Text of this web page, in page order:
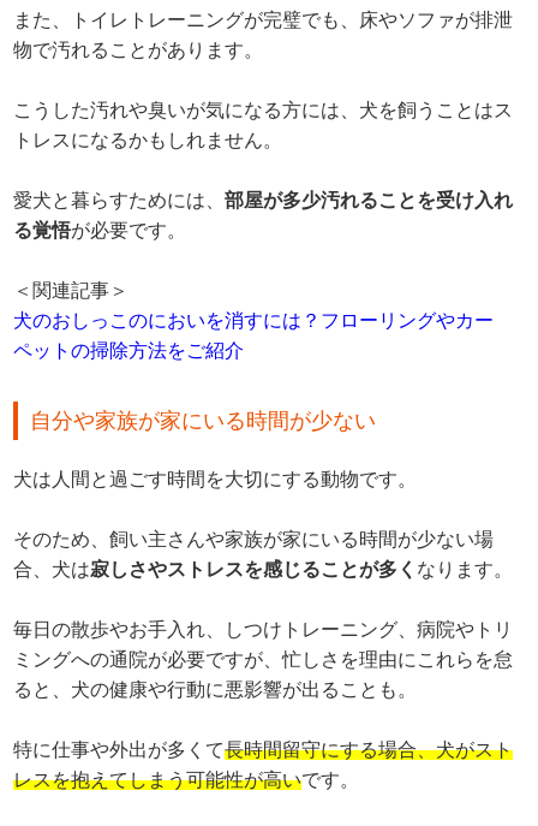
また、トイレトレーニングが完璧でも、床やソファが排泄
物で汚れることがあります。
こうした汚れや臭いが気になる方には、犬を飼うことはス
トレスになるかもしれません。
愛犬と暮らすためには、部屋が多少汚れることを受け入れ
る覚悟が必要です。
＜関連記事＞
犬のおしっこのにおいを消すには？フローリングやカー
ペットの掃除方法をご紹介
自分や家族が家にいる時間が少ない
犬は人間と過ごす時間を大切にする動物です。
そのため、飼い主さんや家族が家にいる時間が少ない場
合、犬は寂しさやストレスを感じることが多く なります。
毎日の散歩やお手入れ、しつけトレーニング、病院やトリ
ミングへの通院が必要ですが、忙しさを理由にこれらを怠
ると、犬の健康や行動に悪影響が出ることも。
特に仕事や外出が多くて長時間留守にする場合、犬がスト
レスを抱えてしまう可能性が高いです。